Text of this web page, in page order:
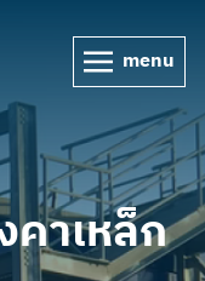
menu
าเหล็ก